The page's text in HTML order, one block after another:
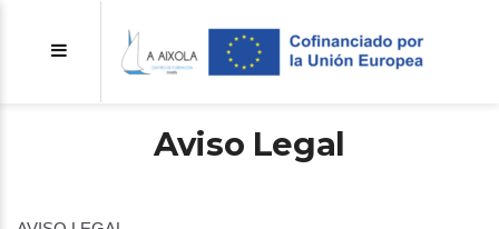
Aviso Legal